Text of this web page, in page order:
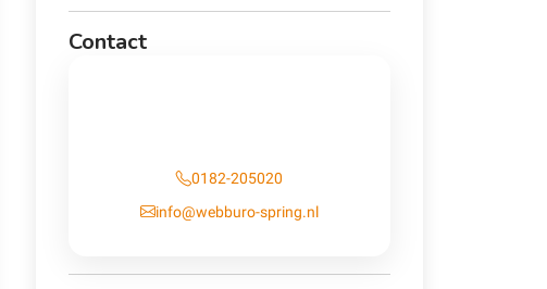
Contact
0182-205020
info@webburo-spring.nl